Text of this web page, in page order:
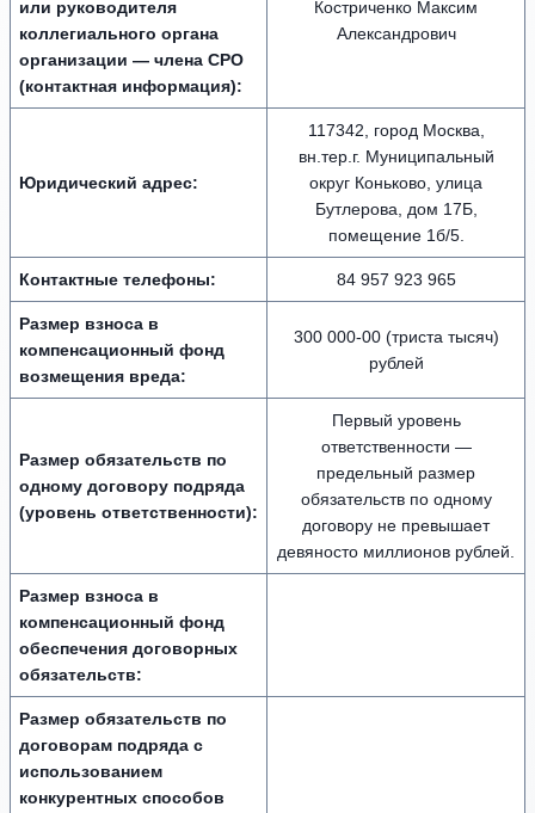
или руководителя
коллегиального органа
организации — члена СРО
(контактная информация):
Костриченко Максим
Александрович
Юридический адрес:
117342, город Москва,
вн.тер.г. Муниципальный
округ Коньково, улица
Бутлерова, дом 17Б,
помещение 1б/5.
Контактные телефоны: 84 957 923 965
Размер взноса в
компенсационный фонд
возмещения вреда:
300 000-00 (триста тысяч)
рублей
Размер обязательств по
одному договору подряда
(уровень ответственности):
Первый уровень
ответственности —
предельный размер
обязательств по одному
договору не превышает
девяносто миллионов рублей.
Размер взноса в
компенсационный фонд
обеспечения договорных
обязательств:
Размер обязательств по
договорам подряда с
использованием
конкурентных способов